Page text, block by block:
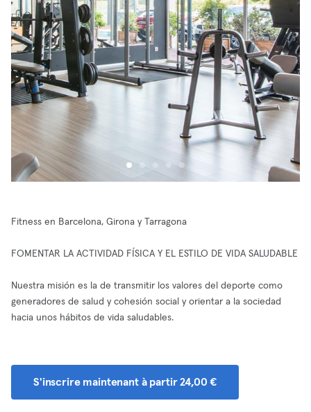
Fitness en Barcelona, Girona y Tarragona
FOMENTAR LA ACTIVIDAD FÍSICA Y EL ESTILO DE VIDA SALUDABLE
Nuestra misión es la de transmitir los valores del deporte como
generadores de salud y cohesión social y orientar a la sociedad
hacia unos hábitos de vida saludables.
S'inscrire maintenant à partir 24,00 €